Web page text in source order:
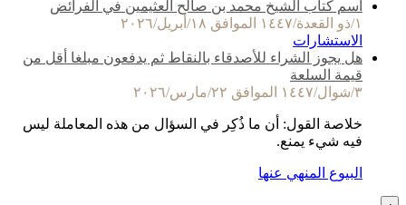
اسم كتاب الشيخ محمد بن صالح العثيمين في الفرائض
١/ذو القعدة/١٤٤٧ الموافق ١٨/أبريل/٢٠٢٦
الاستشارات
هل يجوز الشراء للأصدقاء بالنقاط ثم يدفعون مبلغا أقل من
قيمة السلعة
٣/شوال/١٤٤٧ الموافق ٢٢/مارس/٢٠٢٦
خلاصة القول: أن ما ذُكِر في السؤال من هذه المعاملة ليس
فيه شيء يمنع.
البيوع المنهي عنها